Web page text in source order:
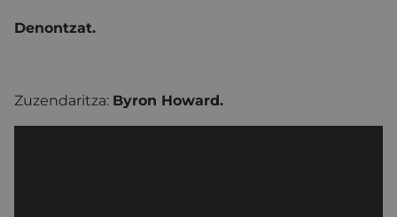
Denontzat.
Zuzendaritza: Byron Howard.